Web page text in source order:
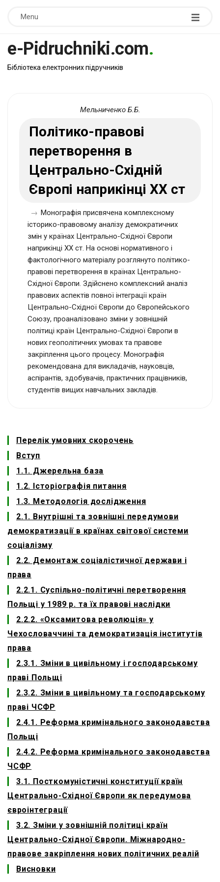
Menu
e-Pidruchniki.com.
Бібліотека електронних підручників
Мельниченко Б.Б.
Політико-правові
перетворення в
Центрально-Східній
Європі наприкінці ХХ ст
→ Монографія присвячена комплексному
історико-правовому аналізу демократичних
змін у країнах Центрально-Східної Європи
наприкінці ХХ ст. На основі нормативного і
фактологічного матеріалу розглянуто політико-
правові перетворення в країнах Центрально-
Східної Європи. Здійснено комплексний аналіз
правових аспектів повної інтеграції країн
Центрально-Східної Європи до Європейського
Союзу, проаналізовано зміни у зовнішній
політиці країн Центрально-Східної Європи в
нових геополітичних умовах та правове
закріплення цього процесу. Монографія
рекомендована для викладачів, науковців,
аспірантів, здобувачів, практичних працівників,
студентів вищих навчальних закладів.
Перелік умовних скорочень
Вступ
1.1. Джерельна база
1.2. Історіографія питання
1.3. Методологія дослідження
2.1. Внутрішні та зовнішні передумови
демократизації в країнах світової системи
соціалізму
2.2. Демонтаж соціалістичної держави і
права
2.2.1. Суспільно-політичні перетворення
Польщі у 1989 р. та їх правові наслідки
2.2.2. «Оксамитова революція» у
Чехословаччині та демократизація інститутів
права
2.3.1. Зміни в цивільному і господарському
праві Польщі
2.3.2. Зміни в цивільному та господарському
праві ЧСФР
2.4.1. Реформа кримінального законодавства
Польщі
2.4.2. Реформа кримінального законодавства
ЧСФР
3.1. Посткомуністичні конституції країн
Центрально-Східної Європи як передумова
євроінтеграції
3.2. Зміни у зовнішній політиці країн
Центрально-Східної Європи. Міжнародно-
правове закріплення нових політичних реалій
Висновки